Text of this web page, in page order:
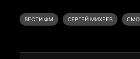
ВЕСТИ ФМ СЕРГЕЙ МИХЕЕВ